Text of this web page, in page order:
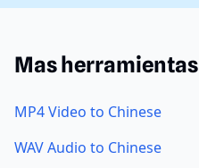
Mas
MP4 Video to Chinese
WAV Audio to Chinese